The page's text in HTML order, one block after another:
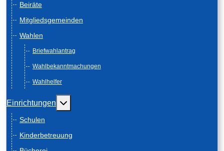
Beiräte
Mitgliedsgemeinden
Wahlen
Briefwahlantrag
Wahlbekanntmachungen
Wahlhelfer
Einrichtungen Weitere Informationen: Einrichtungen
Schulen
Kinderbetreuung